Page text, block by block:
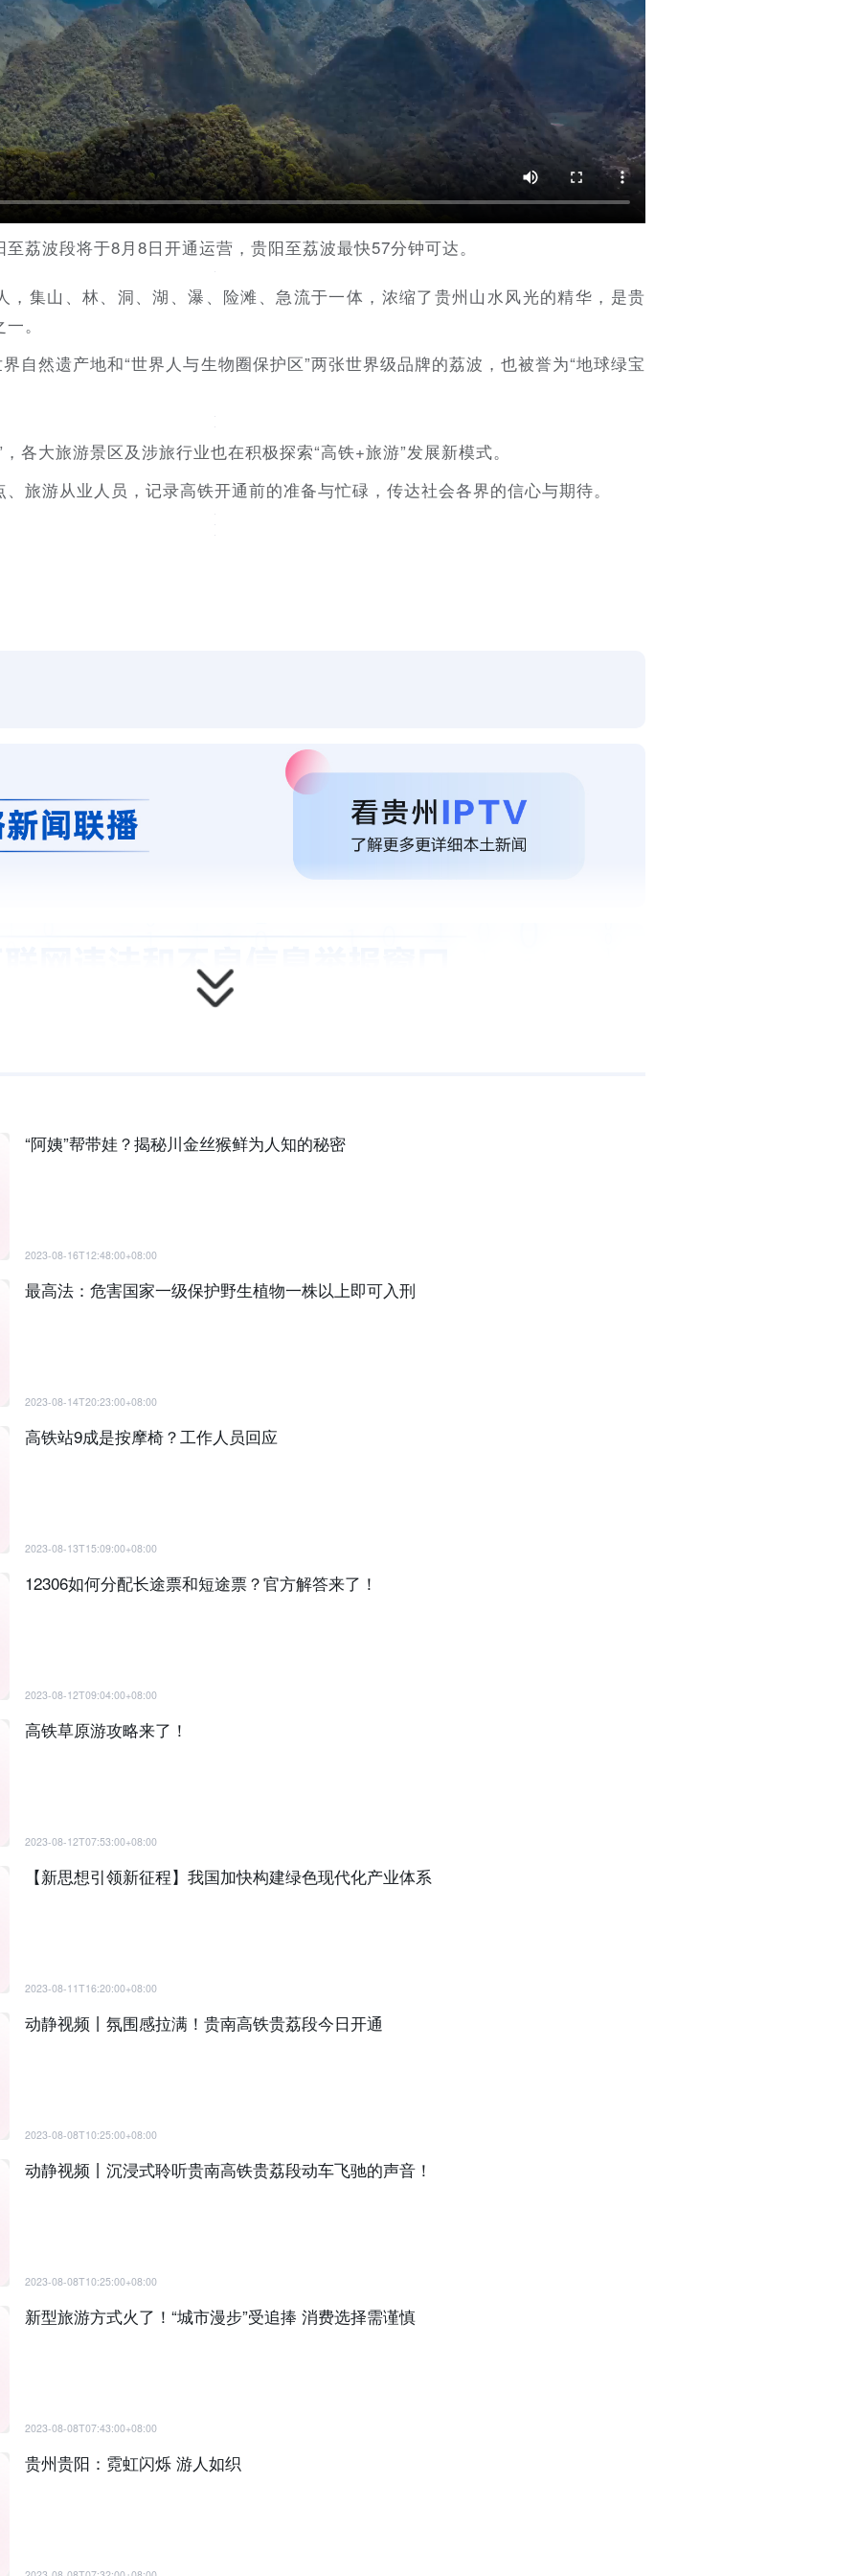
荔波段将于8月8日开通运营，贵阳至荔波最快57分钟可达。
，集山、林、洞、湖、瀑、险滩、急流于一体，浓缩了贵州山水风光的精华，是贵
。
自然遗产地和“世界人与生物圈保护区”两张世界级品牌的荔波，也被誉为“地球绿宝
各大旅游景区及涉旅行业也在积极探索“高铁+旅游”发展新模式。
旅游从业人员，记录高铁开通前的准备与忙碌，传达社会各界的信心与期待。
“阿姨”帮带娃？揭秘川金丝猴鲜为人知的秘密
2023-08-16T12:48:00+08:00
最高法：危害国家一级保护野生植物一株以上即可入刑
2023-08-14T20:23:00+08:00
高铁站9成是按摩椅？工作人员回应
2023-08-13T15:09:00+08:00
12306如何分配长途票和短途票？官方解答来了！
2023-08-12T09:04:00+08:00
高铁草原游攻略来了！
2023-08-12T07:53:00+08:00
【新思想引领新征程】我国加快构建绿色现代化产业体系
2023-08-11T16:20:00+08:00
动静视频丨氛围感拉满！贵南高铁贵荔段今日开通
2023-08-08T10:25:00+08:00
动静视频丨沉浸式聆听贵南高铁贵荔段动车飞驰的声音！
2023-08-08T10:25:00+08:00
新型旅游方式火了！“城市漫步”受追捧 消费选择需谨慎
2023-08-08T07:43:00+08:00
贵州贵阳：霓虹闪烁 游人如织